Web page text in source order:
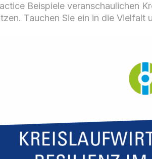
Beispiele veranschaulichen
Tauchen Sie ein in die